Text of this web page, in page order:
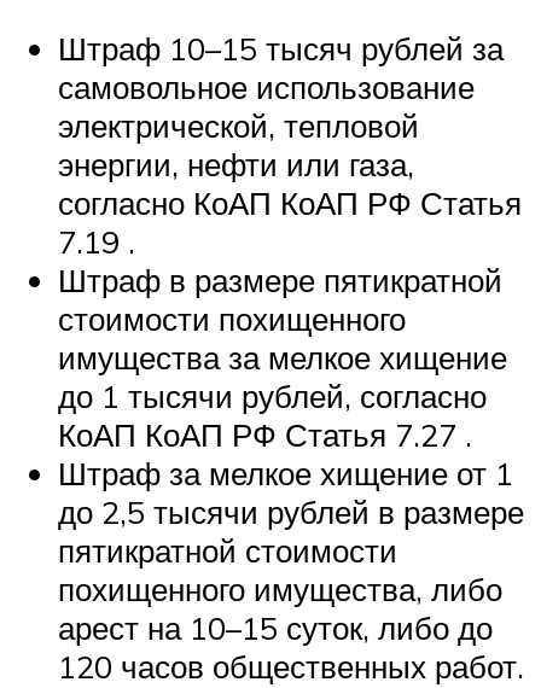
Штраф 10–15 тысяч рублей за
самовольное использование
электрической, тепловой
энергии, нефти или газа,
согласно КоАП КоАП РФ Статья
7.19 .
Штраф в размере пятикратной
стоимости похищенного
имущества за мелкое хищение
до 1 тысячи рублей, согласно
КоАП КоАП РФ Статья 7.27 .
Штраф за мелкое хищение от 1
до 2,5 тысячи рублей в размере
пятикратной стоимости
похищенного имущества, либо
арест на 10–15 суток, либо до
120 часов общественных работ.